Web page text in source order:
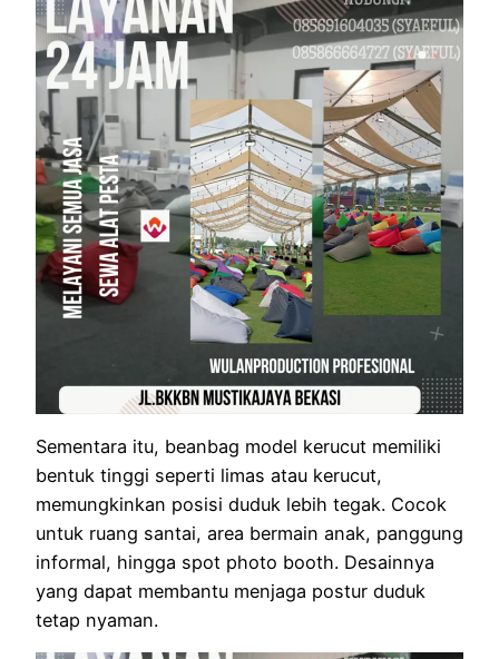
Sementara itu, beanbag model kerucut memiliki
bentuk tinggi seperti limas atau kerucut,
memungkinkan posisi duduk lebih tegak. Cocok
untuk ruang santai, area bermain anak, panggung
informal, hingga spot photo booth. Desainnya
yang dapat membantu menjaga postur duduk
tetap nyaman.